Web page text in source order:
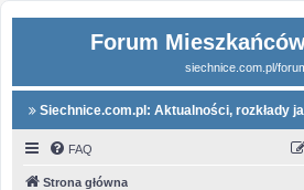
Forum
siechnice.com.pl/
Siechnice.com.pl: Aktualności, rozkłady
FAQ
Strona główna